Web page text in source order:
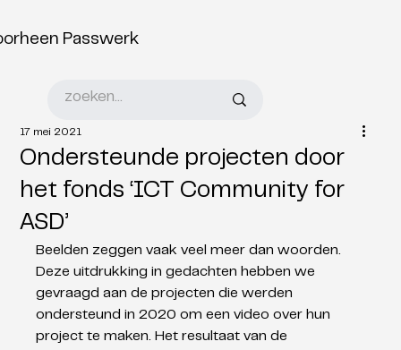
Passwerk
Ondersteunde projecten door
het fonds ‘ICT Community for
ASD’
17 mei 2021
Beelden zeggen vaak veel meer dan woorden.
Deze uitdrukking in gedachten hebben we
gevraagd aan de projecten die werden
ondersteund in 2020 om een video over hun
project te maken. Het resultaat van de